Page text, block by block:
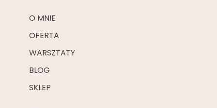
O MNIE
OFERTA
WARSZTATY
BLOG
SKLEP